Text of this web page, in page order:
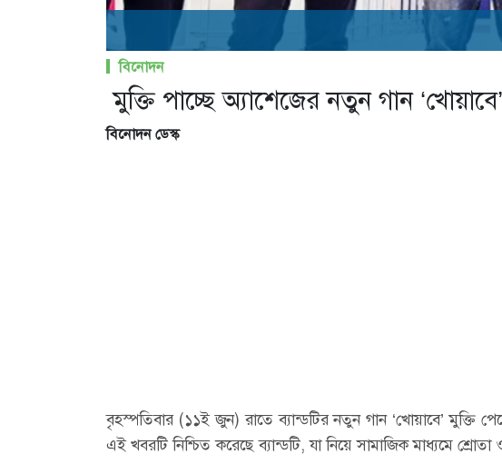
বিনোদন
মুক্তি পাচ্ছে অ্যাশেজের নতুন গান ‘খোয়াবে’
বিনোদন ডেস্ক
বৃহস্পতিবার (১১ই জুন) রাতে ব্যান্ডটির নতুন গান ‘খোয়াবে’ মুক্তি
এই খবরটি নিশ্চিত করেছে ব্যান্ডটি, যা নিয়ে সামাজিক মাধ্যমে